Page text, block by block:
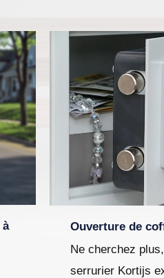
Ouverture de
Ne cherchez
serrurier Kortijs